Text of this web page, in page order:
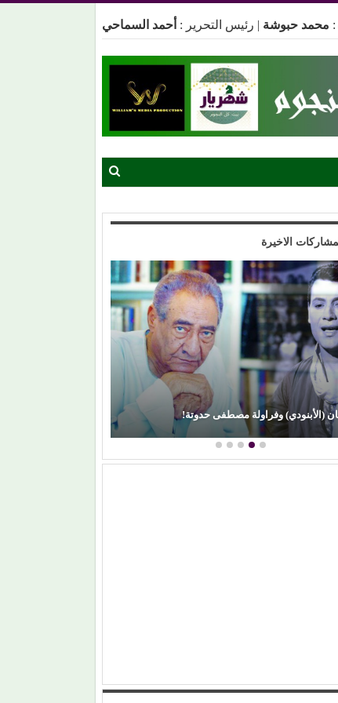
محمد حبوشة | رئيس التحرير : أحمد السماحي
الاخيرة
(الأبنودي) وفراولة مصطفى حدوتة!